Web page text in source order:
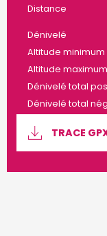
Distance
Dénivelé
Altitude minimum
Altitude maximum
Dénivelé total
Dénivelé total
TRACE